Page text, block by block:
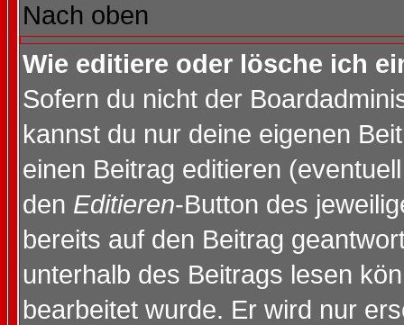
Nach oben
Wie editiere oder lösche ich
Sofern du nicht der
kannst du nur deine eigenen
einen Beitrag editieren
den Editieren-Button des
bereits auf den Beitrag
unterhalb des Beitrags lesen
bearbeitet wurde. Er wird nur